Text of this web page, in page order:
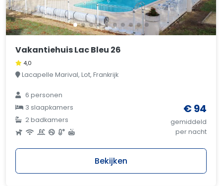
Vakantiehuis Lac Bleu 26
4,0
Lacapelle Marival, Lot, Frankrijk
6 personen
3 slaapkamers
2 badkamers
€ 94
gemiddeld
per nacht
Bekijken